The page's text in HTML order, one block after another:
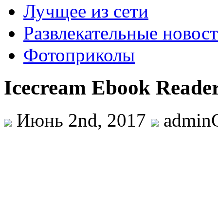
Лучщее из сети
Развлекательные
Фотоприколы
Icecream Ebook
Июнь 2nd, 2017